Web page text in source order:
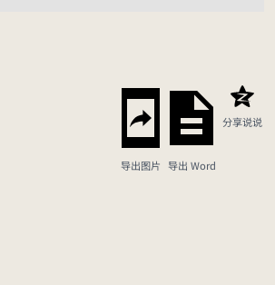
导出图片 导出 Word
分享说说